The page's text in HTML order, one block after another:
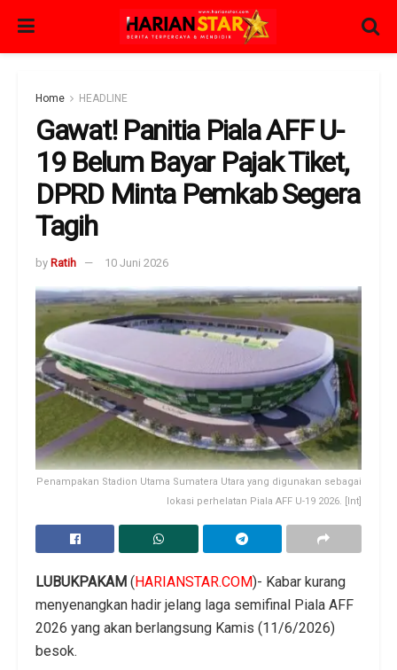
Home HEADLINE
Gawat! Panitia Piala AFF U-
19 Belum Bayar Pajak Tiket,
DPRD Minta Pemkab Segera
Tagih
by Ratih 10 Juni 2026
Penampakan Stadion Utama Sumatera Utara yang digunakan sebagai
lokasi perhelatan Piala AFF U-19 2026. [Int]
LUBUKPAKAM (HARIANSTAR.COM)- Kabar kurang
menyenangkan hadir jelang laga semifinal Piala AFF
2026 yang akan berlangsung Kamis (11/6/2026)
besok.